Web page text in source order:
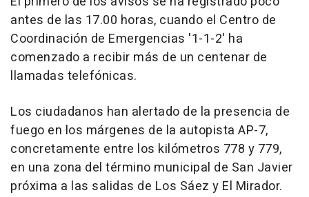
antes de las 17.00 horas, cuando el Centro de
Coordinación de Emergencias '1-1-2' ha
comenzado a recibir más de un centenar de
llamadas telefónicas.
Los ciudadanos han alertado de la presencia de
fuego en los márgenes de la autopista AP-7,
concretamente entre los kilómetros 778 y 779,
en una zona del término municipal de San Javier
próxima a las salidas de Los Sáez y El Mirador.